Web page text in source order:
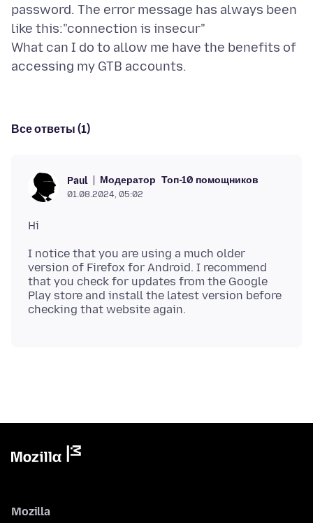
password. The error message has always been
like this:"connection is insecur"
What can I do to allow me have the benefits of
Все ответы (1)
Paul Модератор Топ-10 помощников
01.08.2024, 05:02
I notice that you are using a much older
version of Firefox for Android. I recommend
that you check for updates from the Google
Play store and install the latest version before
Mozilla